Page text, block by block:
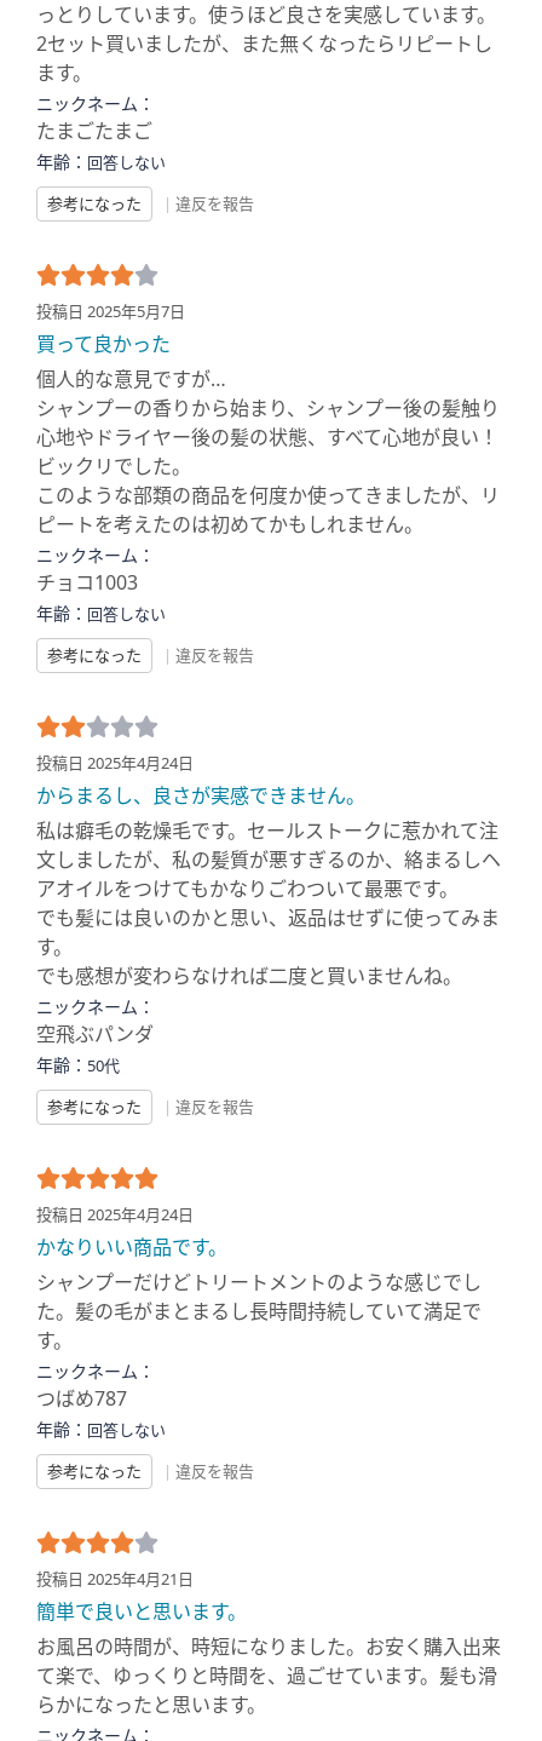
っとりしています。使うほど良さを実感しています。
2セット買いましたが、また無くなったらリピートし
ます。
ニックネーム：
たまごたまご
年齢： 回答しない
参考になった
| 違反を報告
投稿日 2025年5月7日
買って良かった
個人的な意見ですが…
シャンプーの香りから始まり、シャンプー後の髪触り
心地やドライヤー後の髪の状態、すべて心地が良い！
ビックリでした。
このような部類の商品を何度か使ってきましたが、リ
ピートを考えたのは初めてかもしれません。
ニックネーム：
チョコ1003
年齢： 回答しない
参考になった
| 違反を報告
投稿日 2025年4月24日
からまるし、良さが実感できません。
私は癖毛の乾燥毛です。セールストークに惹かれて注
文しましたが、私の髪質が悪すぎるのか、絡まるしヘ
アオイルをつけてもかなりごわついて最悪です。
でも髪には良いのかと思い、返品はせずに使ってみま
す。
でも感想が変わらなければ二度と買いませんね。
ニックネーム：
空飛ぶパンダ
年齢： 50代
参考になった
| 違反を報告
投稿日 2025年4月24日
かなりいい商品です。
シャンプーだけどトリートメントのような感じでし
た。髪の毛がまとまるし長時間持続していて満足で
す。
ニックネーム：
つばめ787
年齢： 回答しない
参考になった
| 違反を報告
投稿日 2025年4月21日
簡単で良いと思います。
お風呂の時間が、時短になりました。お安く購入出来
て楽で、ゆっくりと時間を、過ごせています。髪も滑
らかになったと思います。
ニックネーム：